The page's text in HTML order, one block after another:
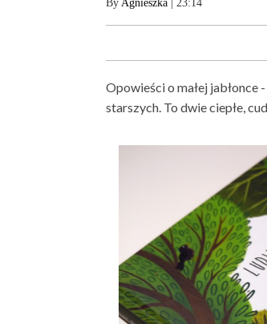
By Agnieszka | 23:14
Opowieści o małej
starszych. To dwie ciepłe,